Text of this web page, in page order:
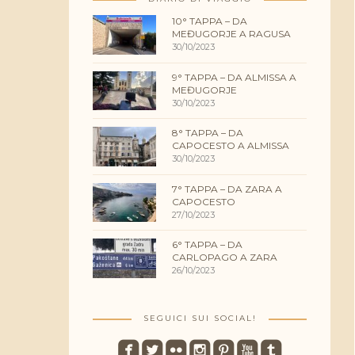
10° TAPPA – DA
MEĐUGORJE A RAGUSA
30/10/2023
9° TAPPA – DA ALMISSA A
MEĐUGORJE
30/10/2023
8° TAPPA – DA
CAPOCESTO A ALMISSA
30/10/2023
7° TAPPA – DA ZARA A
CAPOCESTO
27/10/2023
6° TAPPA – DA
CARLOPAGO A ZARA
26/10/2023
SEGUICI SUI SOCIAL!